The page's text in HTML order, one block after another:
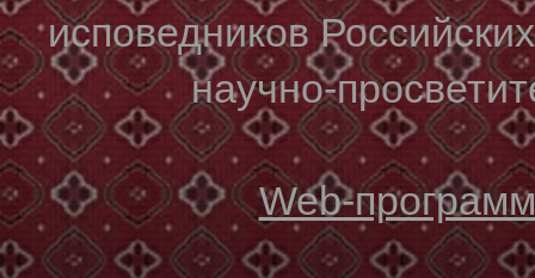
исповедников
научно-
Web-